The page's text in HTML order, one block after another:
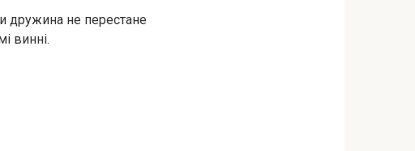
дружина не перестане
винні.